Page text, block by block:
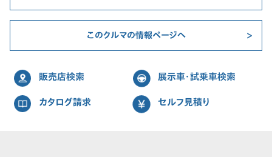
このクルマの情報ページへ
販売店検索 展示車・試乗車検索
カタログ請求 セルフ見積り